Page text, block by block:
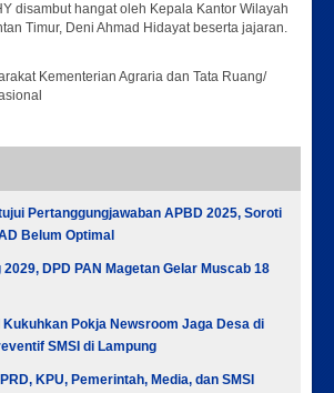
disambut hangat oleh Kepala Kantor Wilayah
Timur, Deni Ahmad Hidayat beserta jajaran.
Kementerian Agraria dan Tata Ruang/
Pertanggungjawaban APBD 2025, Soroti
Belum Optimal
DPD PAN Magetan Gelar Muscab 18
Kukuhkan Pokja Newsroom Jaga Desa di
SMSI di Lampung
KPU, Pemerintah, Media, dan SMSI